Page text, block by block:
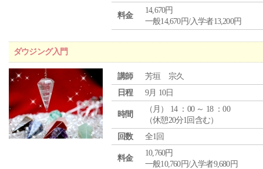
料金
14,670円
一般14,670円/入学者13,200円
ダウジング入門
講師
芳垣 宗久
日程
9月 10日
時間
（ 月 ） 14 ：00 ～ 18 ：00
（休憩20分1回含む）
回数
全1回
料金
10,760円
一般10,760円/入学者9,680円